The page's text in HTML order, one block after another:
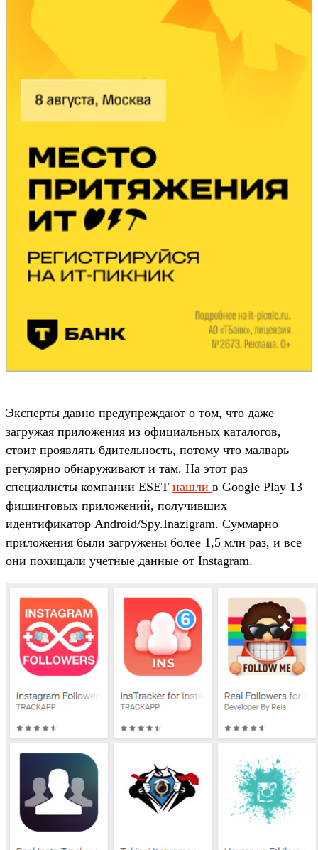
Эксперты давно предупреждают о том, что даже
загружая приложения из официальных каталогов,
стоит проявлять бдительность, потому что малварь
регулярно обнаруживают и там. На этот раз
специалисты компании ESET нашли в Google Play 13
фишинговых приложений, получивших
идентификатор Android/Spy.Inazigram. Суммарно
приложения были загружены более 1,5 млн раз, и все
они похищали учетные данные от Instagram.